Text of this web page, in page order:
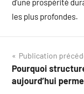
d’une prospérité
les plus profondes.
Navigation
de
Publication
Pourquoi
aujourd’hui